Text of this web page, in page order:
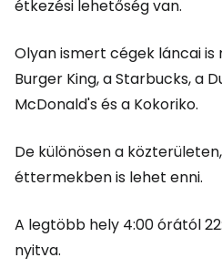
étkezési lehetőség van.
Olyan ismert cégek láncai
Burger King, a Starbucks, a
McDonald's és a Kokoriko.
De különösen a
éttermekben is lehet enni.
A legtöbb hely 4:00 órától
nyitva.